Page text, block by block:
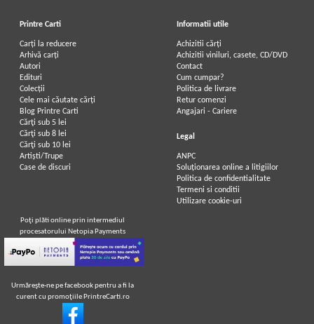
Printre Carti
Carți la reducere
Arhivă carți
Autori
Edituri
Colecții
Cele mai căutate cărți
Blog Printre Carti
Cărţi sub 5 lei
Cărţi sub 8 lei
Cărţi sub 10 lei
Artiști/Trupe
Case de discuri
Informatii utile
Achizitii cărți
Achizitii viniluri, casete, CD/DVD
Contact
Cum cumpar?
Politica de livrare
Retur comenzi
Angajari - Cariere
Legal
ANPC
Soluționarea online a litigiilor
Politica de confidentialitate
Termeni si conditii
Utilizare cookie-uri
Poţi plăti online prin intermediul
procesatorului Netopia Payments
Urmăreşte-ne pe facebook pentru a fi la
curent cu promoţiile PrintreCarti.ro